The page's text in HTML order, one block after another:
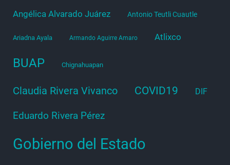
Angélica Alvarado Juárez Antonio Teutli Cuautle
Ariadna Ayala Armando Aguirre Amaro Atlixco
BUAP Chignahuapan
Claudia Rivera Vivanco COVID19 DIF
Eduardo Rivera Pérez
Gobierno del Estado